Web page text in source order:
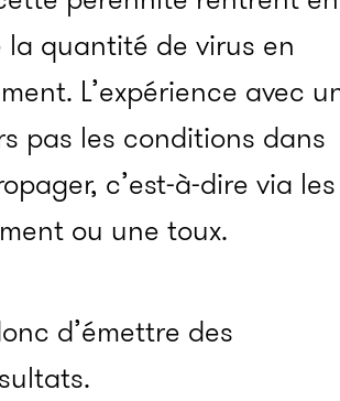
quantité de virus en
L’expérience avec
pas les conditions dans
c’est-à-dire via les
ou une toux.
d’émettre des